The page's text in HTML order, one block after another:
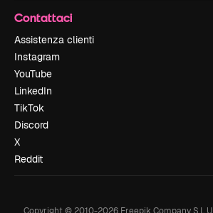
Contattaci
Assistenza clienti
Instagram
YouTube
LinkedIn
TikTok
Discord
X
Reddit
Copyright © 2010-2026Freepik Company S.L.U.